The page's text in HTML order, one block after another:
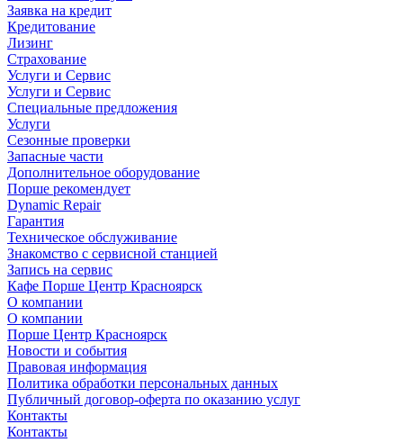
Заявка на кредит
Кредитование
Лизинг
Страхование
Услуги и Сервис
Услуги и Сервис
Специальные предложения
Услуги
Сезонные проверки
Запасные части
Дополнительное оборудование
Порше рекомендует
Dynamic Repair
Гарантия
Техническое обслуживание
Знакомство с сервисной станцией
Запись на сервис
Кафе Порше Центр Красноярск
О компании
О компании
Порше Центр Красноярск
Новости и события
Правовая информация
Политика обработки персональных данных
Публичный договор-оферта по оказанию услуг
Контакты
Контакты